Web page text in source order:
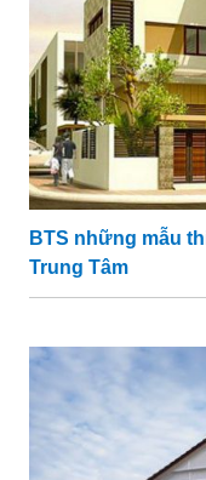
BTS những mẫu
Trung Tâm